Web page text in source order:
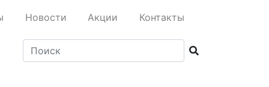
Новости Акции Контакты